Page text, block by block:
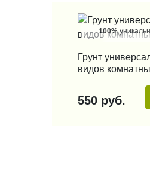
100%
Грунт
видов
550 руб.